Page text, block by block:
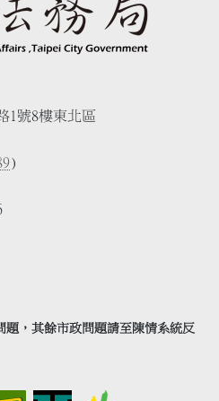
1號8樓東北區
)
，其餘市政問題請至陳情系統反